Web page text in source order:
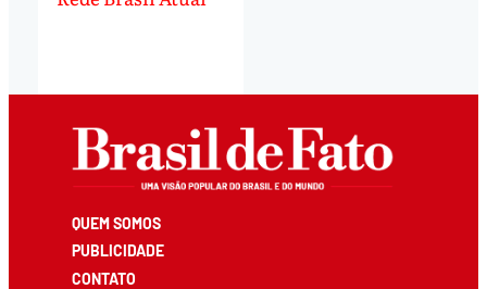
QUEM SOMOS
PUBLICIDADE
CONTATO